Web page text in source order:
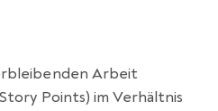
Arbeit
Points) im Verhältnis